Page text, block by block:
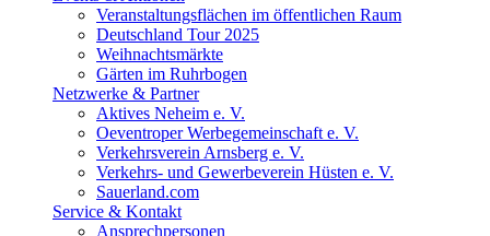
Veranstaltungsflächen im öffentlichen Raum
Deutschland Tour 2025
Weihnachtsmärkte
Gärten im Ruhrbogen
Netzwerke & Partner
Aktives Neheim e. V.
Oeventroper Werbegemeinschaft e. V.
Verkehrsverein Arnsberg e. V.
Verkehrs- und Gewerbeverein Hüsten e. V.
Sauerland.com
Service & Kontakt
Ansprechpersonen